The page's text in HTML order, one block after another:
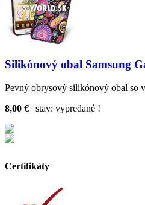
Silikónový obal Samsung
Pevný obrysový silikónový obal so
8,00 € | stav: vypredané !
Certifikáty